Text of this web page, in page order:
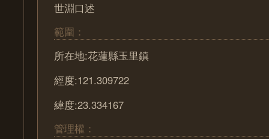
世淵口述
範圍：
所在地:花蓮縣玉里鎮
經度:121.309722
緯度:23.334167
管理權：